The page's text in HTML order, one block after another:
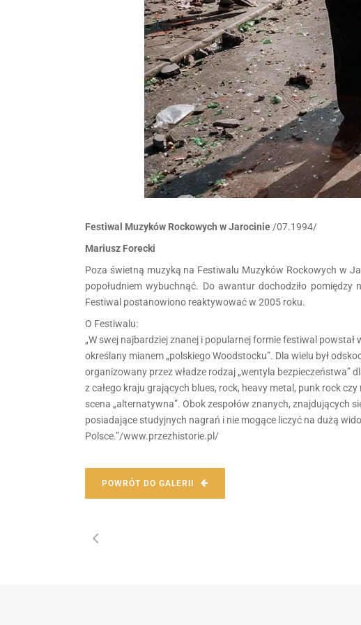
Festiwal Muzyków Rockowych w Jarocinie /07.1994/
Mariusz Forecki
Poza świetną muzyką na Festiwalu Muzyków Rockowych w
popołudniem wybuchnąć. Do awantur dochodziło
Festiwal postanowiono reaktywować w 2005 roku.
O Festiwalu:
„W swej najbardziej znanej i popularnej formie festiwal
określany mianem „polskiego Woodstocku”. Dla wielu był
organizowany przez władze rodzaj „wentyla bezpieczeństwa”
z całego kraju grających blues, rock, heavy metal, punk rock
scena „alternatywna”. Obok zespołów znanych, znajdujących
posiadające studyjnych nagrań i nie mogące liczyć na dużą
Polsce.”/www.przezhistorie.pl/
POWRÓT DO GALERII